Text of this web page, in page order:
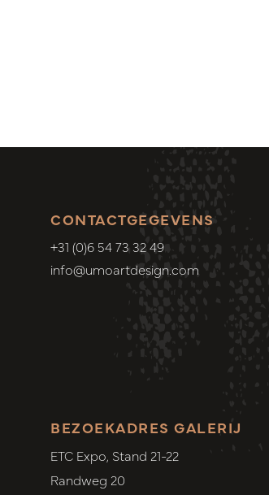
CONTACTGEGEVENS
+31 (0)6 54 73 32 49
info@umoartdesign.com
BEZOEKADRES GALERIJ
ETC Expo, Stand 21-22
Randweg 20